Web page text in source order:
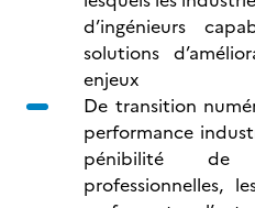
d’ingénieurs
solutions
enjeux
De transition
performance
pénibilité de
professionnelles,